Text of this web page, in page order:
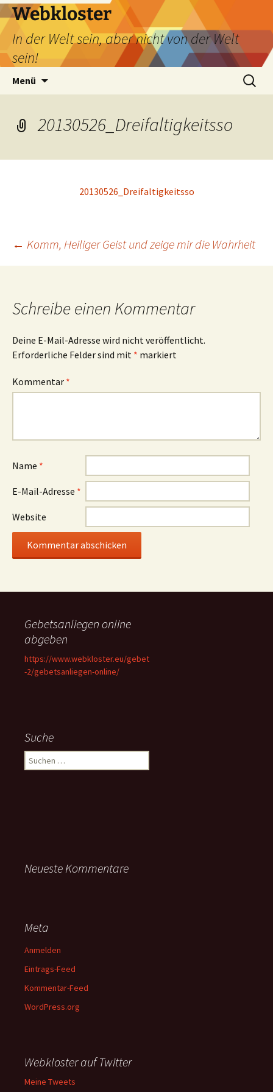
Webkloster
In der Welt sein, aber nicht von der Welt
sein!
Menü
Suchen
nach:
20130526_Dreifaltigkeitsso
20130526_Dreifaltigkeitsso
Beitragsnavigation
← Komm, Heiliger Geist und zeige mir die Wahrheit
Schreibe einen Kommentar
Deine E-Mail-Adresse wird nicht veröffentlicht.
Erforderliche Felder sind mit * markiert
Kommentar *
Name *
E-Mail-Adresse *
Website
Gebetsanliegen online
abgeben
https://www.webkloster.eu/gebet
-2/gebetsanliegen-online/
Suche
Suchen
nach:
Neueste Kommentare
Meta
Anmelden
Eintrags-Feed
Kommentar-Feed
WordPress.org
Webkloster auf Twitter
Meine Tweets